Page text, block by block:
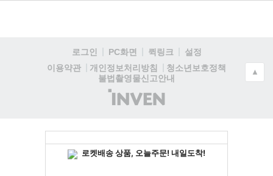
로그인 PC화면 퀵링크
설정
이용약관
개인정보처리방침
청소년보호정책
불법촬영물신고안내
(주)
인
▲